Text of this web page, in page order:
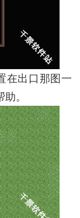
在出口那图一
。